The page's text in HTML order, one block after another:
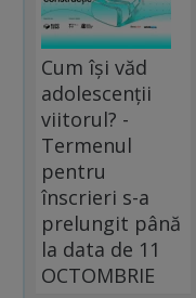
Cum își văd
adolescenții
viitorul? -
Termenul
pentru
înscrieri s-a
prelungit până
la data de 11
OCTOMBRIE